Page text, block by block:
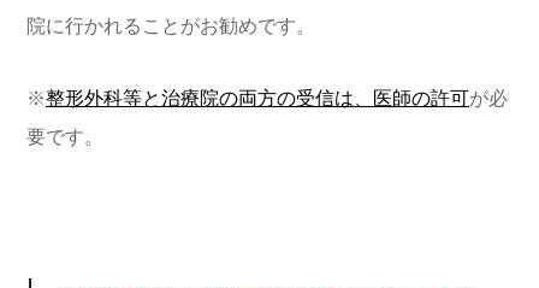
院に行かれることがお勧めです。
※整形外科等と治療院の両方の受信は、医師の許可が必
要です。